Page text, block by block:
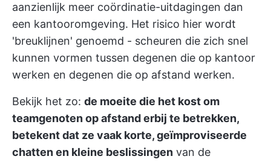
aanzienlijk meer coördinatie-uitdagingen dan
een kantooromgeving. Het risico hier wordt
'breuklijnen' genoemd - scheuren die zich snel
kunnen vormen tussen degenen die op kantoor
werken en degenen die op afstand werken.
Bekijk het zo: de moeite die het kost om
teamgenoten op afstand erbij te betrekken,
betekent dat ze vaak korte, geïmproviseerde
chatten en kleine beslissingen van de